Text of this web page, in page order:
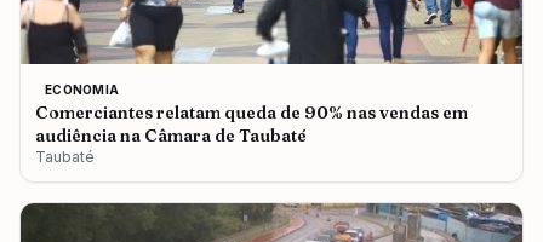
ECONOMIA
Comerciantes relatam queda de 90% nas vendas em
audiência na Câmara de Taubaté
Taubaté